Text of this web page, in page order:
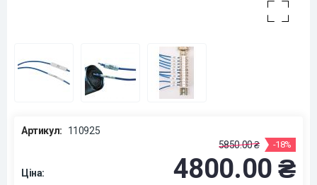
Артикул: 110925
Ціна:
5850.00 ₴ -18%
4800.00 ₴